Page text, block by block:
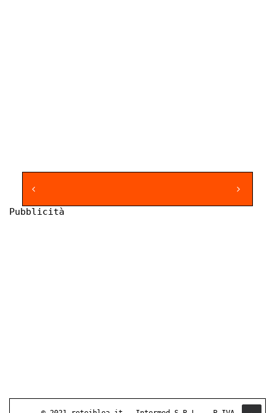
Pubblicità